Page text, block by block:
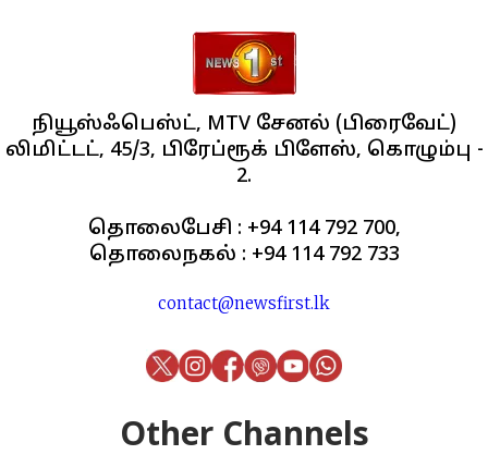
நியூஸ்ஃபெஸ்ட், MTV சேனல் (பிரைவேட்)
லிமிட்டட், 45/3, பிரேப்ரூக் பிளேஸ், கொழும்பு -
2.
தொலைபேசி : +94 114 792 700,
தொலைநகல் : +94 114 792 733
contact@newsfirst.lk
Other Channels